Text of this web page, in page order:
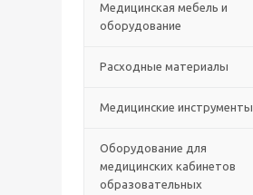
Медицинская мебель и
оборудование
Расходные материалы
Медицинские инструменты
Оборудование для
медицинских кабинетов
образовательных